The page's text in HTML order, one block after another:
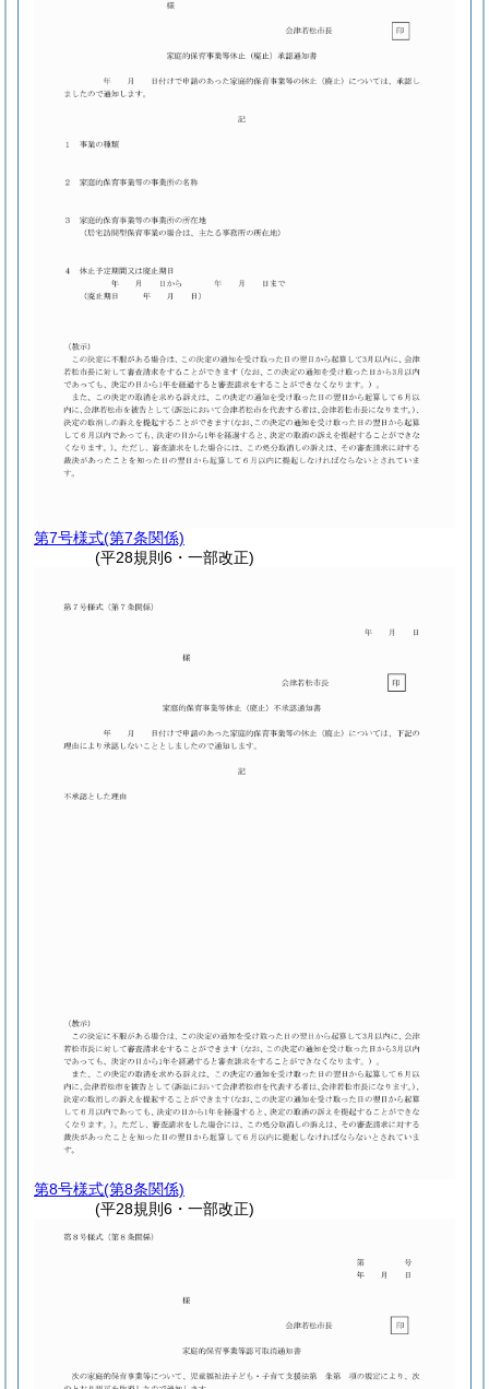
第7号様式(第7条関係)
(平28規則6・一部改正)
第8号様式(第8条関係)
(平28規則6・一部改正)